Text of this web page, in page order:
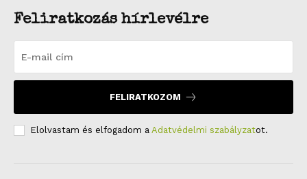
Feliratkozás hírlevélre
FELIRATKOZOM
Elolvastam és elfogadom a Adatvédelmi szabályzatot.